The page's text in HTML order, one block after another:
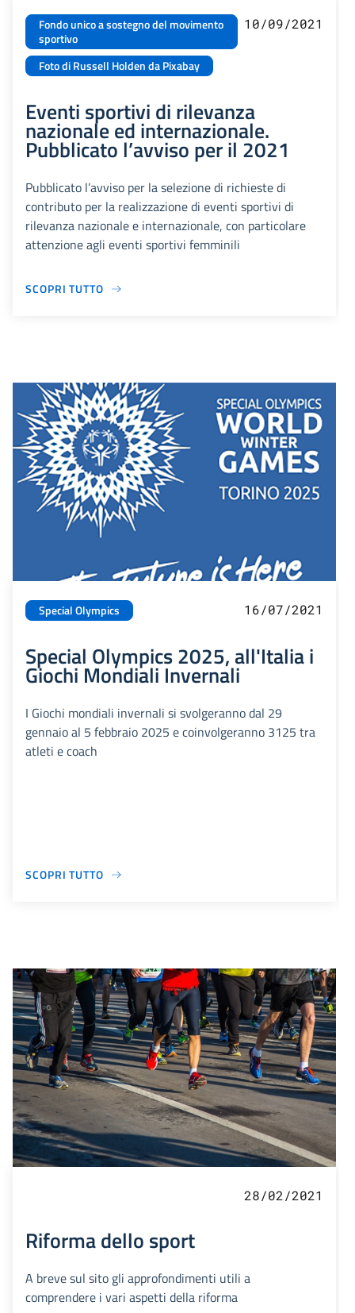
Fondo unico a sostegno del movimento
sportivo
Foto di Russell Holden da Pixabay
10/09/2021
Eventi sportivi di rilevanza
nazionale ed internazionale.
Pubblicato l’avviso per il 2021
Pubblicato l’avviso per la selezione di richieste di
contributo per la realizzazione di eventi sportivi di
rilevanza nazionale e internazionale, con particolare
attenzione agli eventi sportivi femminili
SCOPRI TUTTO
Special Olympics 16/07/2021
Special Olympics 2025, all'Italia i
Giochi Mondiali Invernali
I Giochi mondiali invernali si svolgeranno dal 29
gennaio al 5 febbraio 2025 e coinvolgeranno 3125 tra
atleti e coach
SCOPRI TUTTO
28/02/2021
Riforma dello sport
A breve sul sito gli approfondimenti utili a
comprendere i vari aspetti della riforma